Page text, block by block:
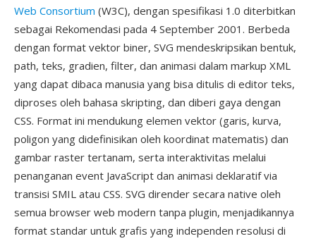
Web Consortium (W3C), dengan spesifikasi 1.0 diterbitkan
sebagai Rekomendasi pada 4 September 2001. Berbeda
dengan format vektor biner, SVG mendeskripsikan bentuk,
path, teks, gradien, filter, dan animasi dalam markup XML
yang dapat dibaca manusia yang bisa ditulis di editor teks,
diproses oleh bahasa skripting, dan diberi gaya dengan
CSS. Format ini mendukung elemen vektor (garis, kurva,
poligon yang didefinisikan oleh koordinat matematis) dan
gambar raster tertanam, serta interaktivitas melalui
penanganan event JavaScript dan animasi deklaratif via
transisi SMIL atau CSS. SVG dirender secara native oleh
semua browser web modern tanpa plugin, menjadikannya
format standar untuk grafis yang independen resolusi di